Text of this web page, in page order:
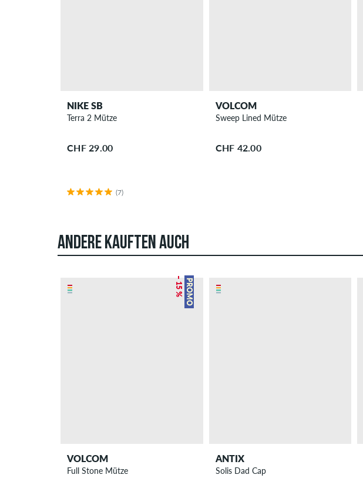
NIKE SB
Terra 2 Mütze
CHF 29.00
(7)
VOLCOM
Sweep Lined Mütze
CHF 42.00
ANDERE KAUFTEN AUCH
PROMO
– 15 %
VOLCOM
Full Stone Mütze
ANTIX
Solis Dad Cap